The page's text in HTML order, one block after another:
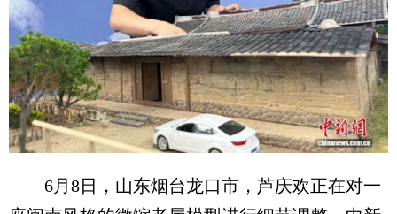
6月8日，山东烟台龙口市，芦庆欢正在对一